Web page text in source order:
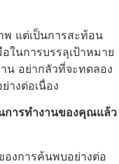
แต่เป็นการสะท้อน
ในการบรรลุเป้าหมาย
น อย่ากลัวที่จะทดลอง
างต่อเนื่อง
ารทำงานของคุณแล้ว
งการค้นพบอย่างต่อ